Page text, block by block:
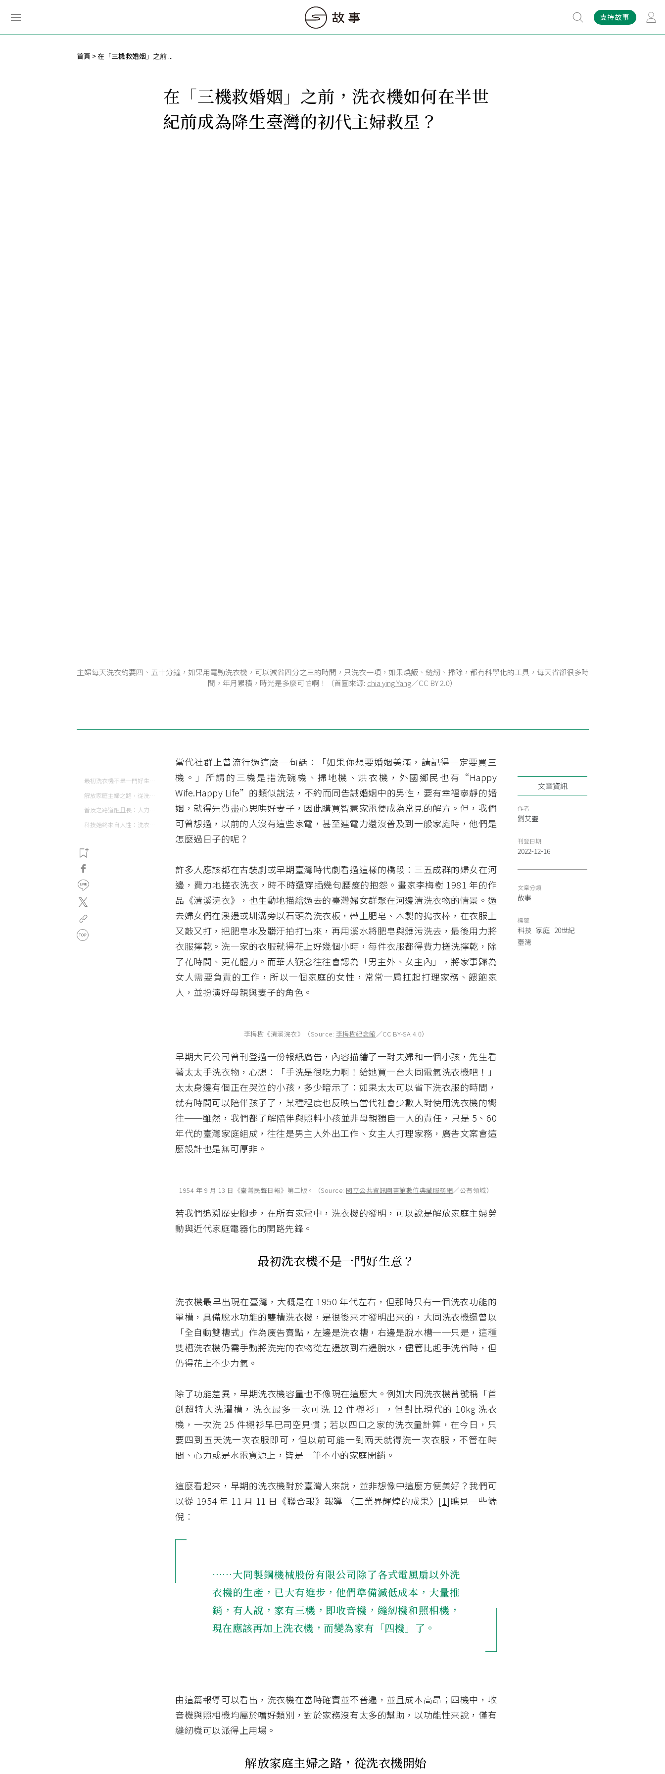
支持故事
首頁 在「三機救婚姻」之前 ...
在「三機救婚姻」之前，洗衣機如何在半世
紀前成為降生臺灣的初代主婦救星？
主婦每天洗衣約要四、五十分鐘，如果用電動洗衣機，可以減省四分之三的時間，只洗衣一項，如果燒飯、縫紉、掃除，都有科學化的工具，每天省卻很多時
間，年月累積，時光是多麼可怕啊！（首圖來源: chia ying Yang／CC BY 2.0）
最初洗衣機不是一門好生意？
解放家庭主婦之路，從洗衣機開始
普及之路道阻且長：人力比洗衣機划算的時代
科技始終來自人性：洗衣機大躍進，家務革命尚須努力
當代社群上曾流行過這麼一句話：「如果你想要婚姻美滿，請記得一定要買三
機。」所謂的三機是指洗碗機、掃地機、烘衣機，外國鄉民也有“Happy
Wife.Happy Life”的類似說法，不約而同告誡婚姻中的男性，要有幸福寧靜的婚
姻，就得先費盡心思哄好妻子，因此購買智慧家電便成為常見的解方。但，我們
可曾想過，以前的人沒有這些家電，甚至連電力還沒普及到一般家庭時，他們是
怎麼過日子的呢？
許多人應該都在古裝劇或早期臺灣時代劇看過這樣的橋段：三五成群的婦女在河
邊，費力地搓衣洗衣，時不時還穿插幾句腰痠的抱怨。畫家李梅樹 1981 年的作
品《清溪浣衣》，也生動地描繪過去的臺灣婦女群聚在河邊清洗衣物的情景。過
去婦女們在溪邊或圳溝旁以石頭為洗衣板，帶上肥皂、木製的搗衣棒，在衣服上
又敲又打，把肥皂水及髒汙拍打出來，再用溪水將肥皂與髒污洗去，最後用力將
衣服擰乾。洗一家的衣服就得花上好幾個小時，每件衣服都得費力搓洗擰乾，除
了花時間、更花體力。而華人觀念往往會認為「男主外、女主內」，將家事歸為
女人需要負責的工作，所以一個家庭的女性，常常一肩扛起打理家務、餵飽家
人，並扮演好母親與妻子的角色。
李梅樹《清溪浣衣》（Source: 李梅樹紀念館／CC BY-SA 4.0）
早期大同公司曾刊登過一份報紙廣告，內容描繪了一對夫婦和一個小孩，先生看
著太太手洗衣物，心想：「手洗是很吃力啊！給她買一台大同電氣洗衣機吧！」
太太身邊有個正在哭泣的小孩，多少暗示了：如果太太可以省下洗衣服的時間，
就有時間可以陪伴孩子了，某種程度也反映出當代社會少數人對使用洗衣機的嚮
往──雖然，我們都了解陪伴與照料小孩並非母親獨自一人的責任，只是 5、60
年代的臺灣家庭組成，往往是男主人外出工作、女主人打理家務，廣告文案會這
麼設計也是無可厚非。
1954 年 9 月 13 日《臺灣民聲日報》第二版。（Source: 國立公共資訊圖書館數位典藏服務網／公有領域）
若我們追溯歷史腳步，在所有家電中，洗衣機的發明，可以說是解放家庭主婦勞
動與近代家庭電器化的開路先鋒。
最初洗衣機不是一門好生意？
洗衣機最早出現在臺灣，大概是在 1950 年代左右，但那時只有一個洗衣功能的
單槽，具備脫水功能的雙槽洗衣機，是很後來才發明出來的，大同洗衣機還曾以
「全自動雙槽式」作為廣告賣點，左邊是洗衣槽，右邊是脫水槽──只是，這種
雙槽洗衣機仍需手動將洗完的衣物從左邊放到右邊脫水，儘管比起手洗省時，但
仍得花上不少力氣。
除了功能差異，早期洗衣機容量也不像現在這麼大。例如大同洗衣機曾號稱「首
創超特大洗濯槽，洗衣最多一次可洗 12 件襯衫」，但對比現代的 10kg 洗衣
機，一次洗 25 件襯衫早已司空見慣；若以四口之家的洗衣量計算，在今日，只
要四到五天洗一次衣服即可，但以前可能一到兩天就得洗一次衣服，不管在時
間、心力或是水電資源上，皆是一筆不小的家庭開銷。
這麼看起來，早期的洗衣機對於臺灣人來說，並非想像中這麼方便美好？我們可
以從 1954 年 11 月 11 日《聯合報》報導 〈工業界輝煌的成果〉 [1]瞧見一些端
倪：
⋯⋯大同製鋼機械股份有限公司除了各式電風扇以外洗
衣機的生產，已大有進步，他們準備減低成本，大量推
銷，有人說，家有三機，即收音機，縫紉機和照相機，
現在應該再加上洗衣機，而變為家有「四機」了。
由這篇報導可以看出，洗衣機在當時確實並不普遍，並且成本高昂；四機中，收
音機與照相機均屬於嗜好類別，對於家務沒有太多的幫助，以功能性來說，僅有
縫紉機可以派得上用場。
解放家庭主婦之路，從洗衣機開始
文章資訊
作者
劉艾靈
刊登日期
2022-12-16
文章分類
故事
標籤
科技 家庭 20世紀
臺灣